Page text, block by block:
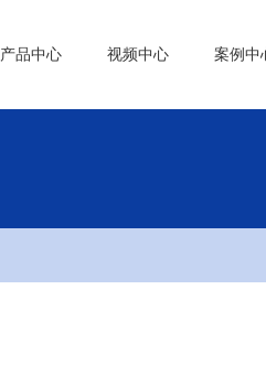
产品中心 视频中心 案例中